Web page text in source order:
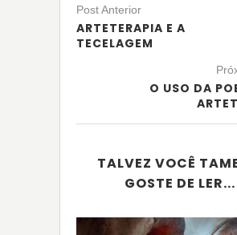
Post Anterior
ARTETERAPIA E A
TECELAGEM
O USO DA
TALVEZ VOCÊ
GOSTE DE LER...